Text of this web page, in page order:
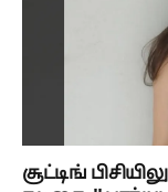
சூட்டிங்